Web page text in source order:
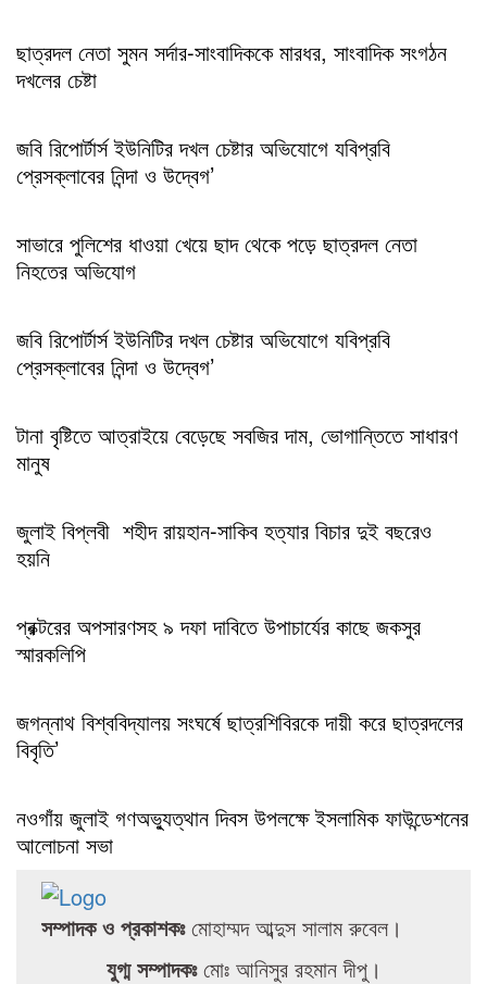
ছাত্রদল নেতা সুমন সর্দার-সাংবাদিককে মারধর, সাংবাদিক সংগঠন
দখলের চেষ্টা
জবি রিপোর্টার্স ইউনিটির দখল চেষ্টার অভিযোগে যবিপ্রবি
প্রেসক্লাবের নিন্দা ও উদ্বেগ’
সাভারে পুলিশের ধাওয়া খেয়ে ছাদ থেকে পড়ে ছাত্রদল নেতা
নিহতের অভিযোগ
জবি রিপোর্টার্স ইউনিটির দখল চেষ্টার অভিযোগে যবিপ্রবি
প্রেসক্লাবের নিন্দা ও উদ্বেগ’
টানা বৃষ্টিতে আত্রাইয়ে বেড়েছে সবজির দাম, ভোগান্তিতে সাধারণ
মানুষ
জুলাই বিপ্লবী শহীদ রায়হান-সাকিব হত্যার বিচার দুই বছরেও
হয়নি
প্রক্টরের অপসারণসহ ৯ দফা দাবিতে উপাচার্যের কাছে জকসুর
স্মারকলিপি
জগন্নাথ বিশ্ববিদ্যালয় সংঘর্ষে ছাত্রশিবিরকে দায়ী করে ছাত্রদলের
বিবৃতি’
নওগাঁয় জুলাই গণঅভ্যুত্থান দিবস উপলক্ষে ইসলামিক ফাউন্ডেশনের
আলোচনা সভা
সম্পাদক ও প্রকাশকঃমোহাম্মদ আব্দুস সালাম রুবেল।
যুগ্ম সম্পাদকঃমোঃ আনিসুর রহমান দীপু।